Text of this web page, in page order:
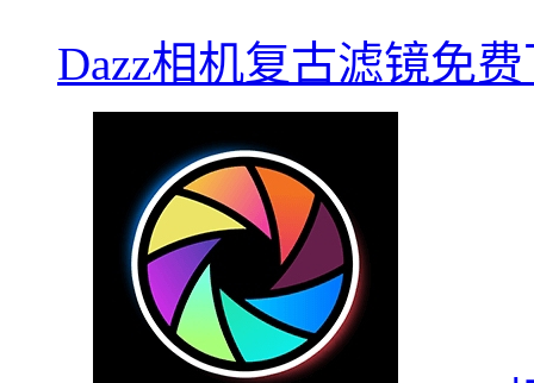
Dazz相机复古滤镜免